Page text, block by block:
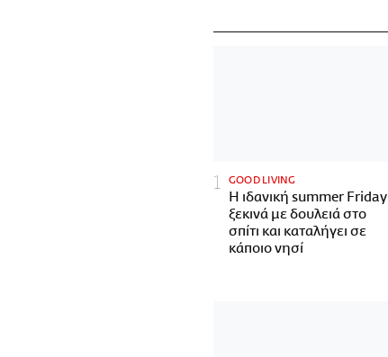
GOOD LIVING
Η ιδανική summer Friday
ξεκινά με δουλειά στο
σπίτι και καταλήγει σε
κάποιο νησί